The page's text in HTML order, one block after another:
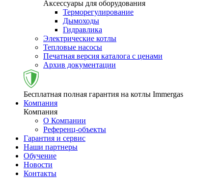
Аксессуары для оборудования
Терморегулирование
Дымоходы
Гидравлика
Электрические котлы
Тепловые насосы
Печатная версия каталога с ценами
Архив документации
Бесплатная полная гарантия на котлы Immergas
Компания
Компания
О Компании
Референц-объекты
Гарантия и сервис
Наши партнеры
Обучение
Новости
Контакты